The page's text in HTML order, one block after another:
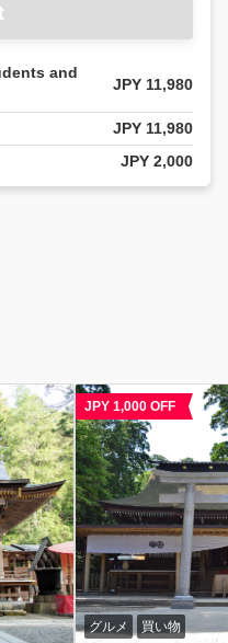
and
JPY 11,980
JPY 11,980
JPY 2,000
グルメ 買い物